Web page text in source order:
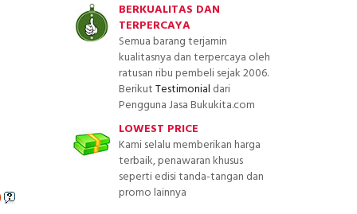
BERKUALITAS DAN
TERPERCAYA
Semua barang terjamin
kualitasnya dan terpercaya oleh
ratusan ribu pembeli sejak 2006.
BerikutTestimonial dari
Pengguna Jasa Bukukita.com
LOWEST PRICE
Kami selalu memberikan harga
terbaik, penawaran khusus
seperti edisi tanda-tangan dan
promo lainnya